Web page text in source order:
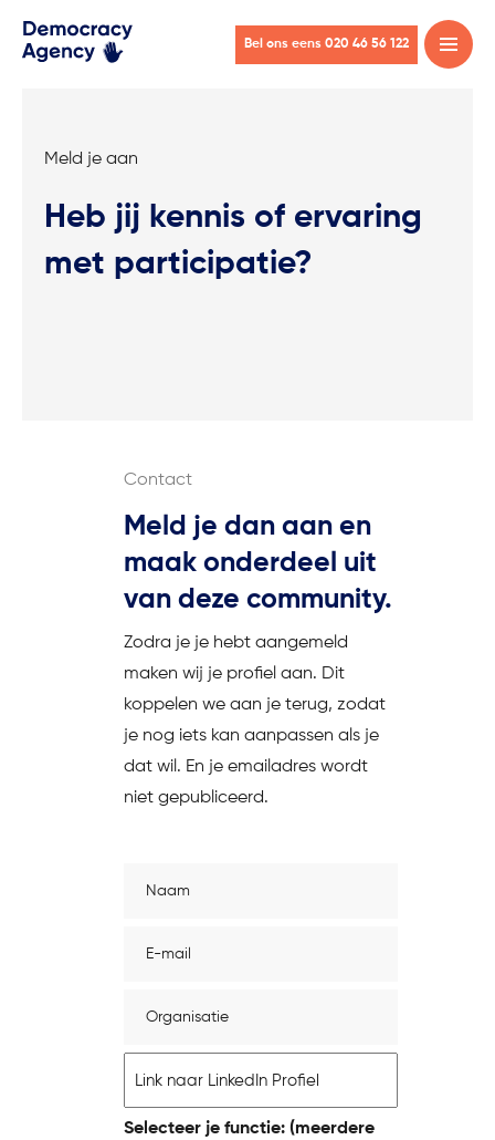
Open
menu
Bel ons eens 020 46 56 122
Meld je aan
Heb jij kennis of ervaring
met participatie?
Meld je dan aan en
maak onderdeel uit
van deze community.
Contact
Zodra je je hebt aangemeld
maken wij je profiel aan. Dit
koppelen we aan je terug, zodat
je nog iets kan aanpassen als je
dat wil. En je emailadres wordt
niet gepubliceerd.
(Vereist)
mailadres
profiel
Selecteer je functie: (meerdere